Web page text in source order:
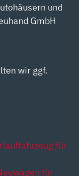
und
GmbH
wir ggf.
für
für